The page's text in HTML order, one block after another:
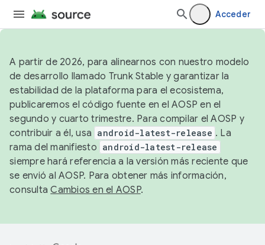
Acceder
A partir de 2026, para alinearnos con nuestro modelo
de desarrollo llamado Trunk Stable y garantizar la
estabilidad de la plataforma para el ecosistema,
publicaremos el código fuente en el AOSP en el
segundo y cuarto trimestre. Para compilar el AOSP y
contribuir a él, usa android-latest-release . La
rama del manifiesto android-latest-release
siempre hará referencia a la versión más reciente que
se envió al AOSP. Para obtener más información,
consultaCambios en el AOSP.